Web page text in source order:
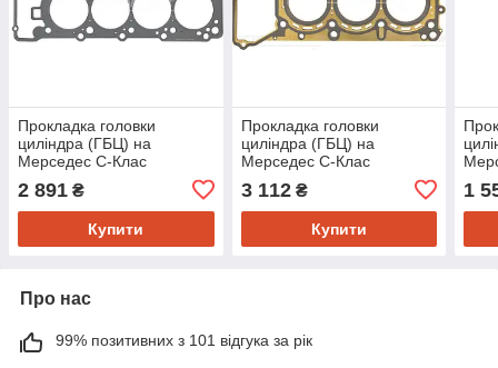
Прокладка головки
циліндра (ГБЦ) на
Мерседес C-Клас
(Mercedes C-Class W202,
W203, W204, E-Class
2 891 ₴
Купити
Прокладка головки
циліндра (ГБЦ) на
Мерседес C-Клас
(Mercedes C-Class W202,
W203, W204, E-Class
3 112₴
Купити
1
Про нас
99% позитивних з 101 відгука за рік